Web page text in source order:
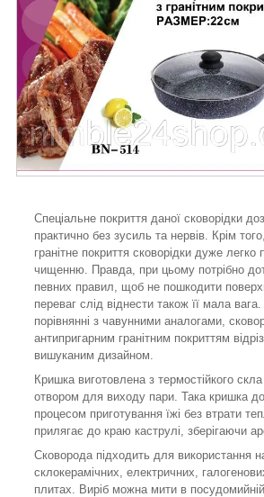
Спеціальне покриття даної сковорідки
практично без зусиль та нервів. Крім
гранітне покриття сковорідки дуже легко
чищенню. Правда, при цьому потрібно
певних правил, щоб не пошкодити
переваг слід віднести також її мала
порівнянні з чавунними аналогами,
антипригарним гранітним покриттям
вишуканим дизайном.
Кришка виготовлена з термостійкого
отвором для виходу пари. Така кришка
процесом приготування їжі без втрати
прилягає до краю каструлі, зберігаючи
Сковорода підходить для використання
склокерамічних, електричних,
плитах. Виріб можна мити в